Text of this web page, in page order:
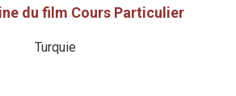
du film Cours Particulier
Turquie